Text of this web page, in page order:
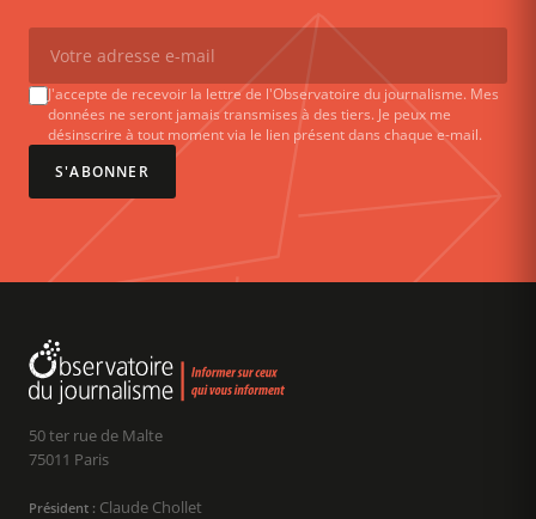
J'accepte de recevoir la lettre de l'Observatoire du journalisme. Mes
données ne seront jamais transmises à des tiers. Je peux me
désinscrire à tout moment via le lien présent dans chaque e-mail.
S'ABONNER
50 ter rue de Malte
75011 Paris
Président : Claude Chollet